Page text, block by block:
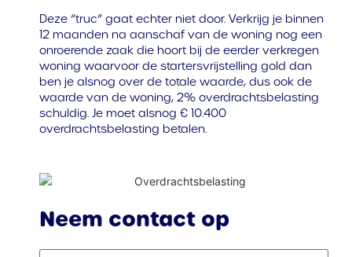
Deze “truc” gaat echter niet door. Verkrijg je binnen
12 maanden na aanschaf van de woning nog een
onroerende zaak die hoort bij de eerder verkregen
woning waarvoor de startersvrijstelling gold dan
ben je alsnog over de totale waarde, dus ook de
waarde van de woning, 2% overdrachtsbelasting
schuldig. Je moet alsnog € 10.400
overdrachtsbelasting betalen.
Neem contact op